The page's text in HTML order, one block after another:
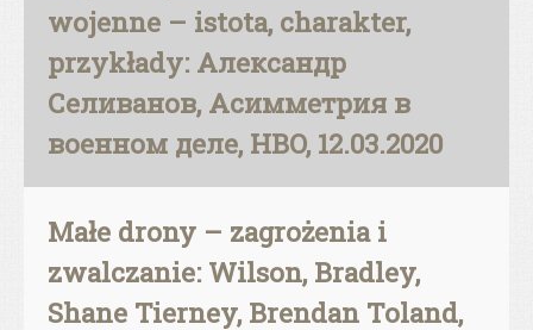
wojenne – istota, charakter,
przykłady: Александр
Селиванов, Асимметрия в
военном деле, HBO, 12.03.2020
Małe drony – zagrożenia i
zwalczanie: Wilson, Bradley,
Shane Tierney, Brendan Toland,